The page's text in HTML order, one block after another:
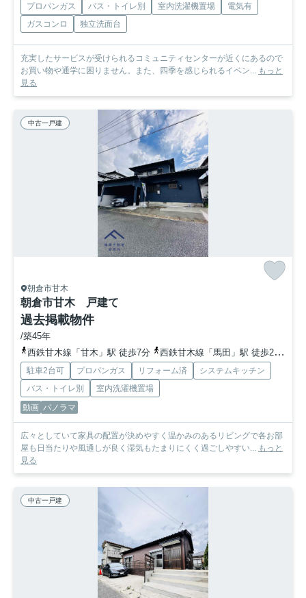
プロパンガス バス・トイレ別 室内洗濯機置場
電気有
ガスコンロ
独立洗面台
充実したサービスが受けられるコミュニティセンターが近くにあるので
お買い物や通学に困りません。また、四季を感じられるイベン...
もっと
見る
中古一戸建
朝倉市甘木
朝倉市甘木 戸建て
過去掲載物件
/築45年
西鉄甘木線「甘木」駅 徒歩7分
西鉄甘木線「馬田」駅 徒歩23分
駐車2台可 プロパンガス リフォーム済
システムキッチン
バス・トイレ別
室内洗濯機置場
動画 パノラマ
広々としていて家具の配置が決めやすく温かみのあるリビングで各お部
屋も日当たりや風通しが良く湿気もたまりにくく過ごしやすい... もっと
見る
中古一戸建